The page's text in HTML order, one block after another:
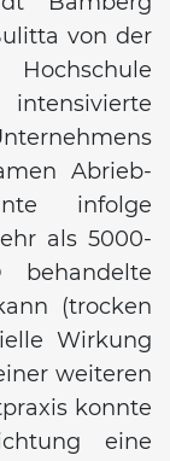
von der
Hochschule
intensivierte
Abrieb-
infolge
als 5000-
(trocken
Wirkung
weiteren
konnte
eine